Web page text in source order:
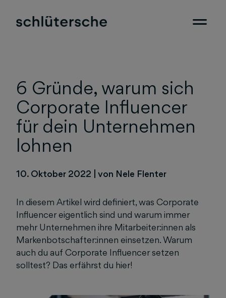
6 Gründe, warum sich
Corporate Influencer
für dein Unternehmen
lohnen
10. Oktober 2022 von Nele Flenter
In diesem Artikel wird definiert, was Corporate
Influencer eigentlich sind und warum immer
mehr Unternehmen ihre Mitarbeiter:innen als
Markenbotschafter:innen einsetzen. Warum
auch du auf Corporate Influencer setzen
solltest? Das erfährst du hier!